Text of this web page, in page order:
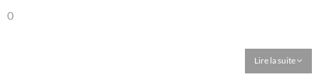
0
Lire la suite